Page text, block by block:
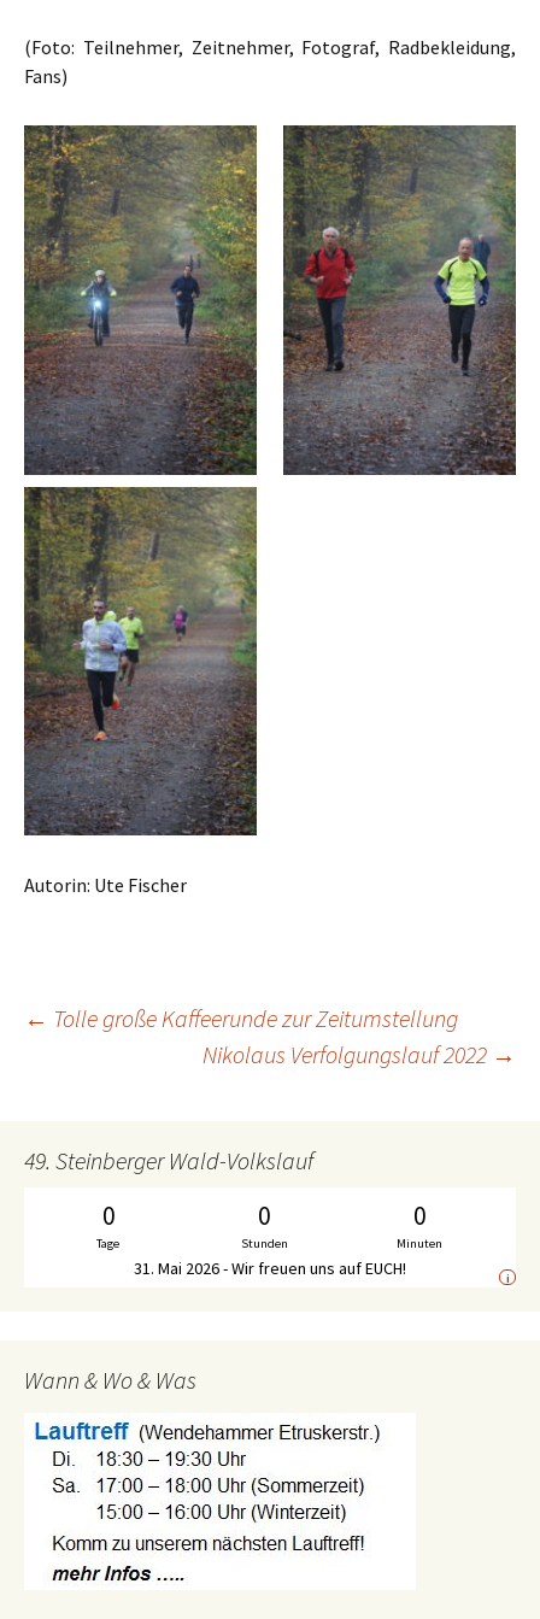
(Foto: Teilnehmer, Zeitnehmer, Fotograf, Radbekleidung,
Fans)
Autorin: Ute Fischer
Beitrags-
← Tolle große Kaffeerunde zur Zeitumstellung
Nikolaus Verfolgungslauf 2022 →
49. Steinberger Wald-Volkslauf
0
Tage
0
Stunden
0
Minuten
31. Mai 2026 - Wir freuen uns auf EUCH! i
Wann & Wo & Was